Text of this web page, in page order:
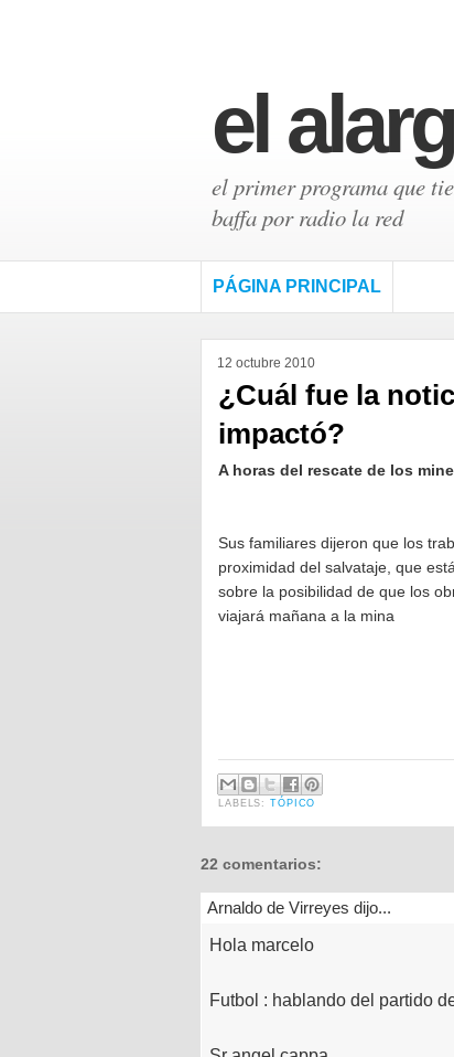
el
el primer programa que
baffa por radio la red
PÁGINA PRINCIPAL
12 octubre 2010
¿Cuál fue la
impactó?
A horas del rescate de los
Sus familiares dijeron que los
proximidad del salvataje, que
sobre la posibilidad de que los
viajará mañana a la mina
LABELS:TÓPICO
22 comentarios:
Arnaldo de Virreyes dijo...
Hola marcelo
Futbol : hablando del partido